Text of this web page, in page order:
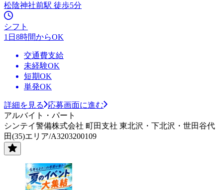
松陰神社前駅 徒歩5分
シフト
1日8時間からOK
交通費支給
未経験OK
短期OK
単発OK
詳細を見る
応募画面に進む
アルバイト・パート
シンテイ警備株式会社 町田支社 東北沢・下北沢・世田谷代
田(35)エリア/A3203200109